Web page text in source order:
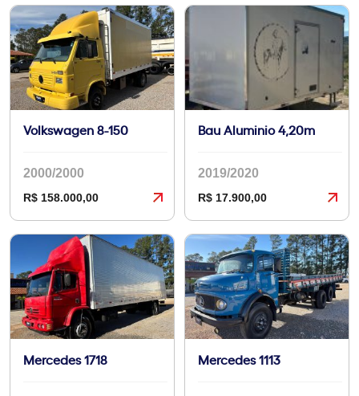
Volkswagen 8-150
2000/2000
R$ 158.000,00
Bau Aluminio 4,20m
2019/2020
R$ 17.900,00
Mercedes 1718 Mercedes 1113